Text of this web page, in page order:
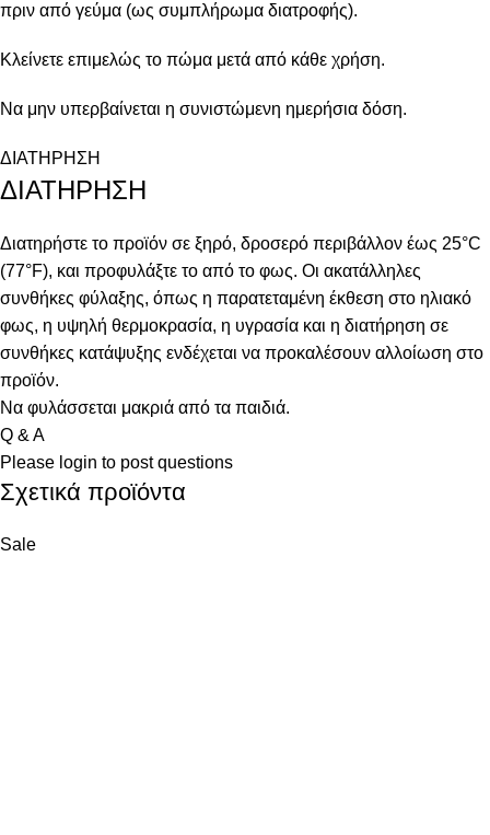
πριν από γεύμα (ως συμπλήρωμα διατροφής).
Κλείνετε επιμελώς το πώμα μετά από κάθε χρήση.
Να μην υπερβαίνεται η συνιστώμενη ημερήσια δόση.
ΔΙΑΤΗΡΗΣΗ
ΔΙΑΤΗΡΗΣΗ
Διατηρήστε το προϊόν σε ξηρό, δροσερό περιβάλλον έως 25°C
(77°F), και προφυλάξτε το από το φως. Οι ακατάλληλες
συνθήκες φύλαξης, όπως η παρατεταμένη έκθεση στο ηλιακό
φως, η υψηλή θερμοκρασία, η υγρασία και η διατήρηση σε
συνθήκες κατάψυξης ενδέχεται να προκαλέσουν αλλοίωση στο
προϊόν.
Να φυλάσσεται μακριά από τα παιδιά.
Q & A
Please login to post questions
Σχετικά προϊόντα
Sale